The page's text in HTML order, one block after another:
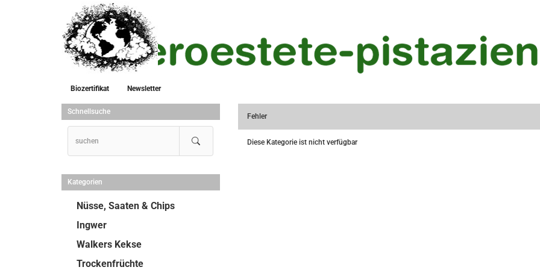
Biozertifikat Newsletter
Fehler
Diese Kategorie ist nicht verfügbar
Schnellsuche
Kategorien
Nüsse, Saaten & Chips
Ingwer
Walkers Kekse
Trockenfrüchte